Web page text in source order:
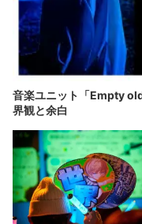
音楽ユニット「Empty
界観と余白